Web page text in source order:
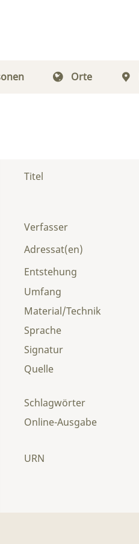
Orte
Titel
Verfasser
Adressat(en)
Entstehung
Umfang
Material/Technik
Sprache
Signatur
Quelle
Schlagwörter
Online-Ausgabe
URN